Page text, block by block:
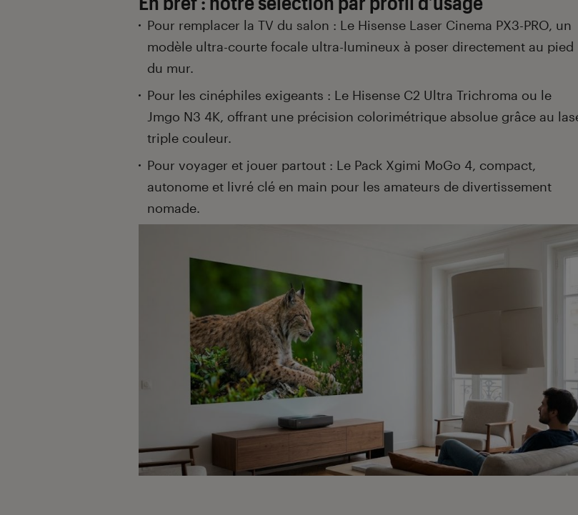
Pour remplacer la TV du salon : Le Hisense Laser Cinema PX3-PRO, un
modèle ultra-courte focale ultra-lumineux à poser directement au pied
du mur.
Pour les cinéphiles exigeants : Le Hisense C2 Ultra Trichroma ou le
Jmgo N3 4K, offrant une précision colorimétrique absolue grâce au
triple couleur.
Pour voyager et jouer partout : Le Pack Xgimi MoGo 4, compact,
autonome et livré clé en main pour les amateurs de divertissement
nomade.